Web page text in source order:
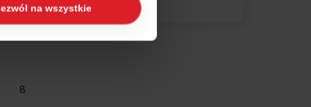
na wszystkie
8